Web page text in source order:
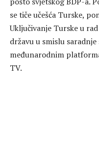
se tiče učešća Turske,
Uključivanje Turske u
državu u smislu
međunarodnim
TV.